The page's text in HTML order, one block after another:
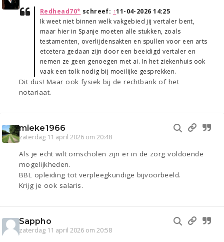
Redhead70* schreef: ↑11-04-2026 14:25
Ik weet niet binnen welk vakgebied jij vertaler bent,
maar hier in Spanje moeten alle stukken, zoals
testamenten, overlijdensakten en spullen voor een arts
etcetera gedaan zijn door een beeidigd vertaler en
nemen ze geen genoegen met ai. In het ziekenhuis ook
vaak een tolk nodig bij moeilijke gesprekken.
Dit dus! Maar ook fysiek bij de rechtbank of het
notariaat.
mieke1966
zaterdag 11 april 2026 om 20:48
Als je echt wilt omscholen zijn er in de zorg voldoende
mogelijkheden.
BBL opleiding tot verpleegkundige bijvoorbeeld.
Krijg je ook salaris.
Sappho
zaterdag 11 april 2026 om 20:58